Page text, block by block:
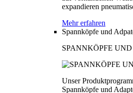
expandieren
Mehr erfahren
Spannköpfe und
SPANNKÖPFE
Unser
Spannköpfe und